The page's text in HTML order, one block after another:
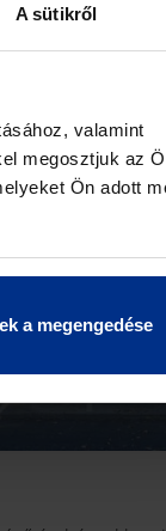
A sütikről
valamint
megosztjuk az
Ön adott
a megengedése